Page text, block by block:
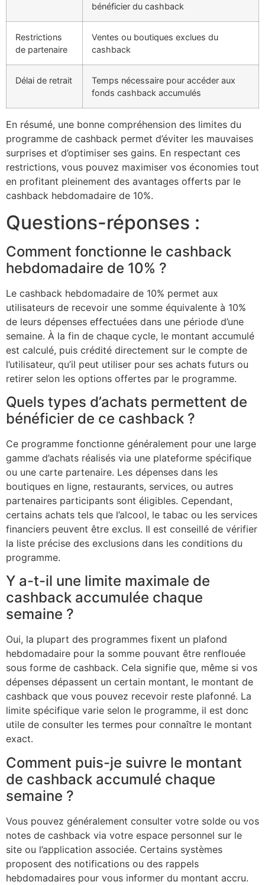
bénéficier du cashback
Restrictions
de partenaire
Ventes ou boutiques exclues du
cashback
Délai de retrait
Temps nécessaire pour accéder aux
fonds cashback accumulés
En résumé, une bonne compréhension des limites du
programme de cashback permet d’éviter les mauvaises
surprises et d’optimiser ses gains. En respectant ces
restrictions, vous pouvez maximiser vos économies tout
en profitant pleinement des avantages offerts par le
cashback hebdomadaire de 10%.
Questions-réponses :
Comment fonctionne le cashback
hebdomadaire de 10% ?
Le cashback hebdomadaire de 10% permet aux
utilisateurs de recevoir une somme équivalente à 10%
de leurs dépenses effectuées dans une période d’une
semaine. À la fin de chaque cycle, le montant accumulé
est calculé, puis crédité directement sur le compte de
l’utilisateur, qu’il peut utiliser pour ses achats futurs ou
retirer selon les options offertes par le programme.
Quels types d’achats permettent de
bénéficier de ce cashback ?
Ce programme fonctionne généralement pour une large
gamme d’achats réalisés via une plateforme spécifique
ou une carte partenaire. Les dépenses dans les
boutiques en ligne, restaurants, services, ou autres
partenaires participants sont éligibles. Cependant,
certains achats tels que l’alcool, le tabac ou les services
financiers peuvent être exclus. Il est conseillé de vérifier
la liste précise des exclusions dans les conditions du
programme.
Y a-t-il une limite maximale de
cashback accumulée chaque
semaine ?
Oui, la plupart des programmes fixent un plafond
hebdomadaire pour la somme pouvant être renflouée
sous forme de cashback. Cela signifie que, même si vos
dépenses dépassent un certain montant, le montant de
cashback que vous pouvez recevoir reste plafonné. La
limite spécifique varie selon le programme, il est donc
utile de consulter les termes pour connaître le montant
exact.
Comment puis-je suivre le montant
de cashback accumulé chaque
semaine ?
Vous pouvez généralement consulter votre solde ou vos
notes de cashback via votre espace personnel sur le
site ou l’application associée. Certains systèmes
proposent des notifications ou des rappels
hebdomadaires pour vous informer du montant accru.